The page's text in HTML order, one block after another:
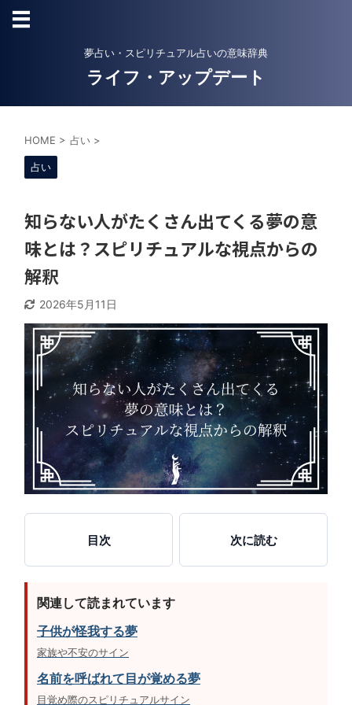
夢占い・スピリチュアル占いの意味辞典
ライフ・アップデート
HOME > 占い >
占い
知らない人がたくさん出てくる夢の意
味とは？スピリチュアルな視点からの
解釈
2026年5月11日
目次 次に読む
関連して読まれています
子供が怪我する夢
家族や不安のサイン
名前を呼ばれて目が覚める夢
目覚め際のスピリチュアルサイン